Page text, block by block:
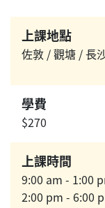
上課地點
佐敦 / 觀塘 / 長
學費
$270
上課時間
9:00 am - 1:00
2:00 pm - 6:00